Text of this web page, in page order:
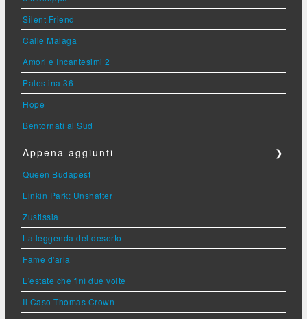
Silent Friend
Calle Malaga
Amori e Incantesimi 2
Palestina 36
Hope
Bentornati al Sud
Appena aggiunti ❯
Queen Budapest
Linkin Park: Unshatter
Zustissia
La leggenda del deserto
Fame d'aria
L'estate che finì due volte
Il Caso Thomas Crown